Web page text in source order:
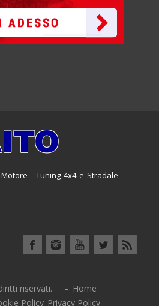
- Tuning 4x4 e Stradale
diritti riservati. – Home
Policy Privacy Policy